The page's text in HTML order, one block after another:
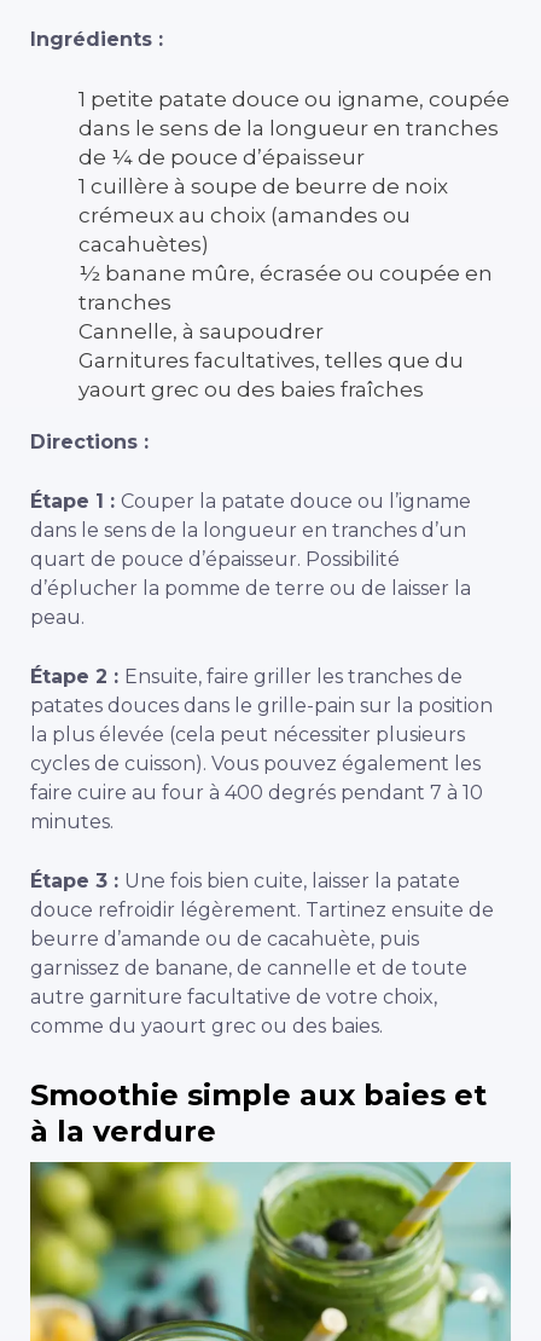
Ingrédients :
1 petite patate douce ou igname, coupée
dans le sens de la longueur en tranches
de ¼ de pouce d’épaisseur
1 cuillère à soupe de beurre de noix
crémeux au choix (amandes ou
cacahuètes)
½ banane mûre, écrasée ou coupée en
tranches
Cannelle, à saupoudrer
Garnitures facultatives, telles que du
yaourt grec ou des baies fraîches
Directions :
Étape 1 : Couper la patate douce ou l’igname
dans le sens de la longueur en tranches d’un
quart de pouce d’épaisseur. Possibilité
d’éplucher la pomme de terre ou de laisser la
peau.
Étape 2 : Ensuite, faire griller les tranches de
patates douces dans le grille-pain sur la position
la plus élevée (cela peut nécessiter plusieurs
cycles de cuisson). Vous pouvez également les
faire cuire au four à 400 degrés pendant 7 à 10
minutes.
Étape 3 : Une fois bien cuite, laisser la patate
douce refroidir légèrement. Tartinez ensuite de
beurre d’amande ou de cacahuète, puis
garnissez de banane, de cannelle et de toute
autre garniture facultative de votre choix,
comme du yaourt grec ou des baies.
Smoothie simple aux baies et
à la verdure